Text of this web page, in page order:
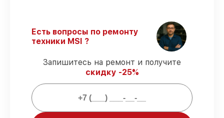
соблюдаем сроки восстановления
материнской платы P6N Diamond,
Сервис с гарантией– обслуживаем
материнских плат всегда со строгим
соблюдением гарантийных обязательств.
Мы гарантируем:
Есть вопросы по ремонту
техники MSI ?
Запишитесь на ремонт и получите
скидку -25%